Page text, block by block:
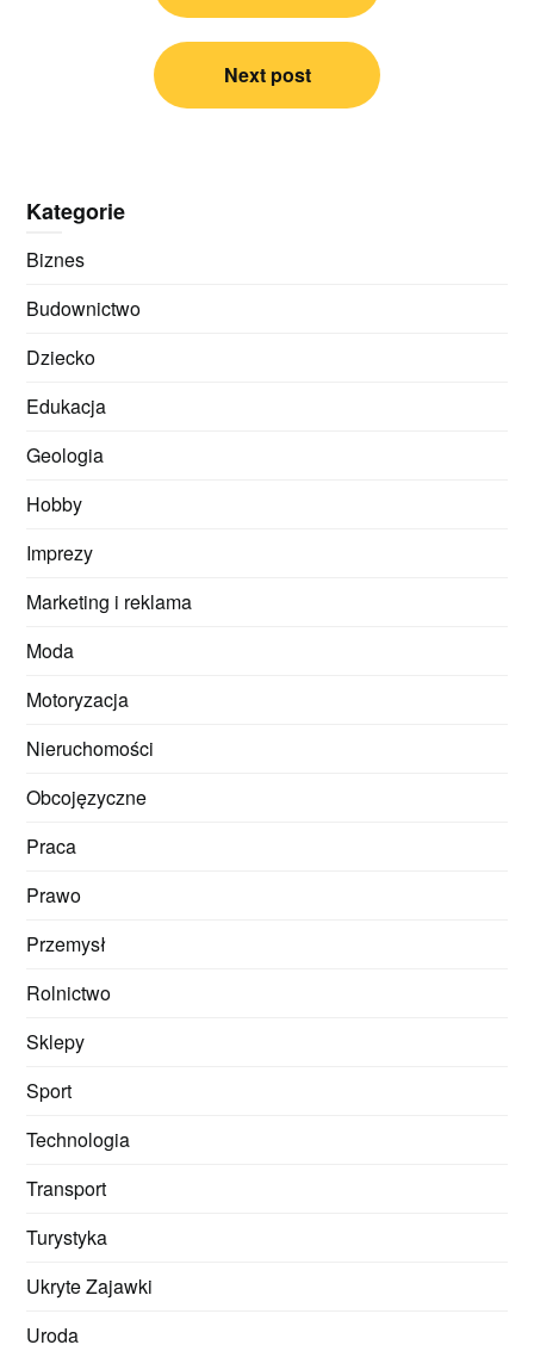
Next post
Kategorie
Biznes
Budownictwo
Dziecko
Edukacja
Geologia
Hobby
Imprezy
Marketing i reklama
Moda
Motoryzacja
Nieruchomości
Obcojęzyczne
Praca
Prawo
Przemysł
Rolnictwo
Sklepy
Sport
Technologia
Transport
Turystyka
Ukryte Zajawki
Uroda